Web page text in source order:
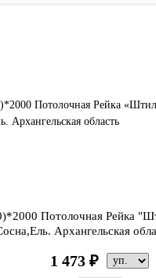
Потолочная Рейка
Архангельская
1 473 ₽